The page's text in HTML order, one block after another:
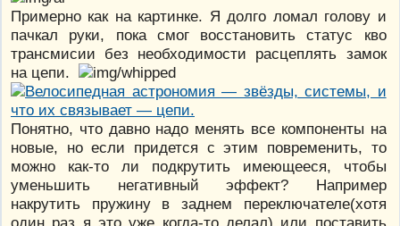
Примерно как на картинке. Я долго ломал голову и
пачкал руки, пока смог восстановить статус кво
трансмисии без необходимости расцеплять замок
на цепи.
Понятно, что давно надо менять все компоненты на
новые, но если придется с этим повременить, то
можно как-то ли подкрутить имеющееся, чтобы
уменьшить негативный эффект? Например
накрутить пружину в заднем переключателе(хотя
один раз я это уже когда-то делал) или поставить